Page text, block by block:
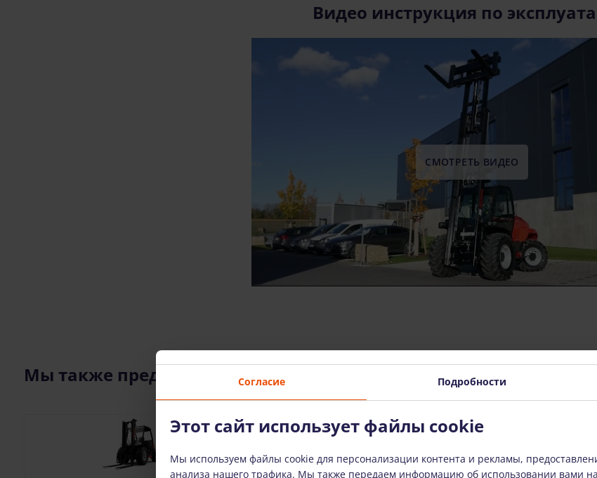
Видео инструкция по
СМОТРЕТЬ ВИДЕО
Мы также предлагаем Согласие Подробности
Этот сайт использует файлы cookie
Мы используем файлы cookie для персонализации контента и рекламы,
анализа нашего трафика. Мы также передаем информацию об использовании вами